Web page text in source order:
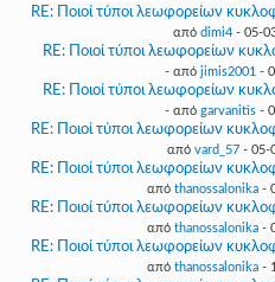
RE: Ποιοί τύποι λεωφορείων
από dimi4 - 05-
RE: Ποιοί τύποι λεωφορείων
- από jimis2001 -
RE: Ποιοί τύποι λεωφορείων
- από garvanitis -
RE: Ποιοί τύποι λεωφορείων
από vard_57- 05-
RE: Ποιοί τύποι λεωφορείων
από thanossalonika -
RE: Ποιοί τύποι λεωφορείων
από thanossalonika -
RE: Ποιοί τύποι λεωφορείων
από thanossalonika -